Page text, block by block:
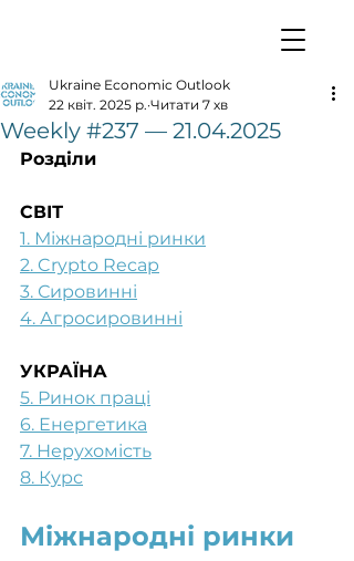
Weekly #237 — 21.04.2025
Ukraine Economic Outlook
22 квіт. 2025 р. Читати 7 хв
Розділи
СВІТ
1. Міжнародні ринки
2. Crypto Recap
3. Сировинні
4. Агросировинні
УКРАЇНА
5. Ринок праці
6. Енергетика
7. Нерухомість
8. Курс
Міжнародні ринки